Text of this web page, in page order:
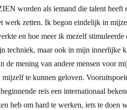
MAKEN” In staat zijn om werkstukken
worden als iemand die talent heeft
werk zetten. Ik begon eindelijk in
en hoe meer ik mezelf stimuleerde
techniek, maar ook in mijn innerlijke
de mening van andere mensen voor
te kunnen geloven.
reis een internationaal